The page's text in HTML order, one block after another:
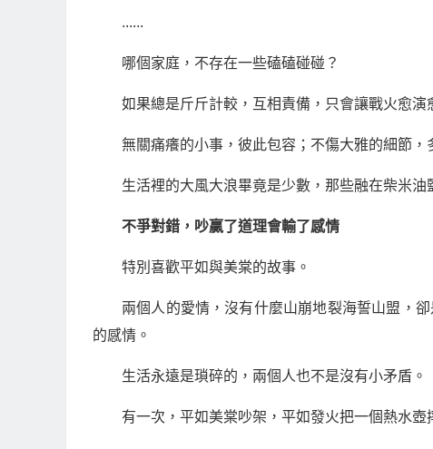
......
哪個家庭，不存在一些磕磕碰碰？
如果總是斤斤計較，互相責備，只會讓戰火愈演
無關痛癢的小事，彼此包容；不傷大雅的細節，
生活裡的大風大浪畢竟是少數，那些融在柴米油
不爭對錯，吵贏了道理會輸了感情
特別喜歡平如與美棠的故事。
兩個人的愛情，沒有什麼山崩地裂海誓山盟，
的感情。
生活永遠是瑣碎的，兩個人也不是沒有小矛盾。
有一次，平如美棠吵架，平如發火把一個熱水壺